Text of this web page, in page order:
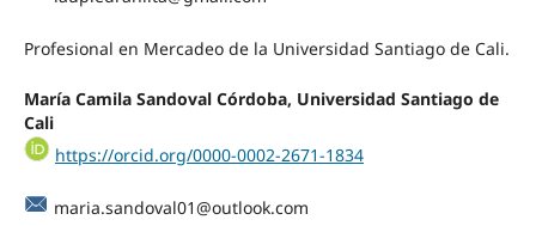
Profesional en Mercadeo de la Universidad Santiago de Cali.
María Camila Sandoval Córdoba, Universidad Santiago de
Cali
https://orcid.org/0000-0002-2671-1834
maria.sandoval01@outlook.com